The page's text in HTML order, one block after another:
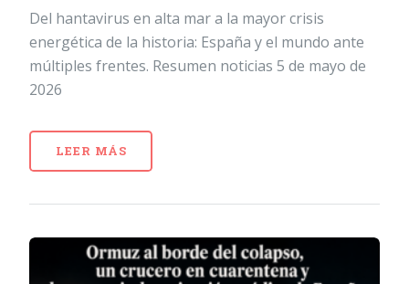
Del hantavirus en alta mar a la mayor crisis
energética de la historia: España y el mundo ante
múltiples frentes. Resumen noticias 5 de mayo de
2026
LEER MÁS